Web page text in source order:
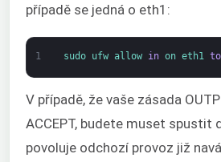
případě se jedná o eth1:
1 sudo ufw allow in on eth1 to
V případě, že vaše zásada
ACCEPT, budete muset spustit
povoluje odchozí provoz již